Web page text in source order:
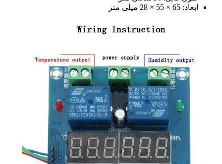
ابعاد: 65 × 55 × 28 میلی متر